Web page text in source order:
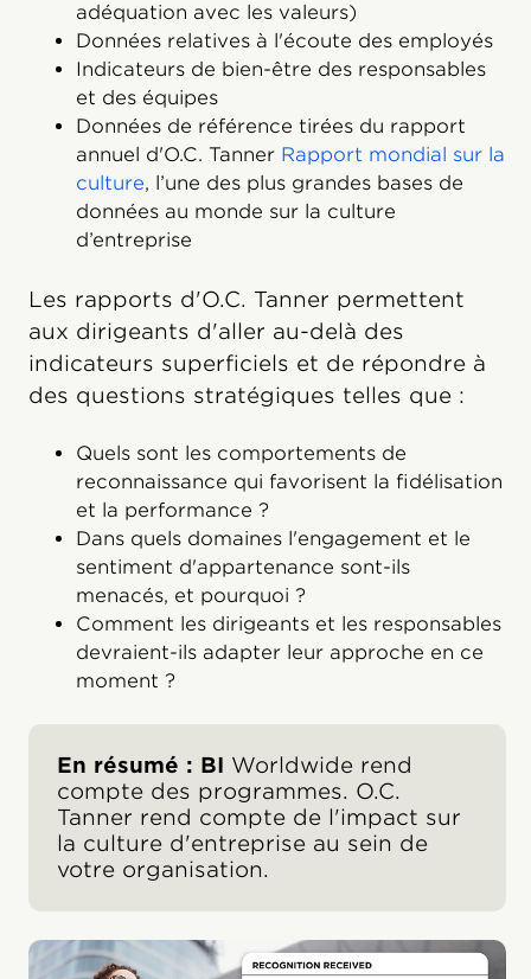
adéquation avec les valeurs)
Données relatives à l'écoute des employés
Indicateurs de bien-être des responsables
et des équipes
Données de référence tirées du rapport
annuel d'O.C. Tanner Rapport mondial sur la
culture, l’une des plus grandes bases de
données au monde sur la culture
d’entreprise
Les rapports d'O.C. Tanner permettent
aux dirigeants d'aller au-delà des
indicateurs superficiels et de répondre à
des questions stratégiques telles que :
Quels sont les comportements de
reconnaissance qui favorisent la fidélisation
et la performance ?
Dans quels domaines l'engagement et le
sentiment d'appartenance sont-ils
menacés, et pourquoi ?
Comment les dirigeants et les responsables
devraient-ils adapter leur approche en ce
moment ?
En résumé : BI Worldwide rend
compte des programmes. O.C.
Tanner rend compte de l'impact sur
la culture d'entreprise au sein de
votre organisation.